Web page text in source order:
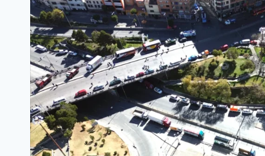
el
2027